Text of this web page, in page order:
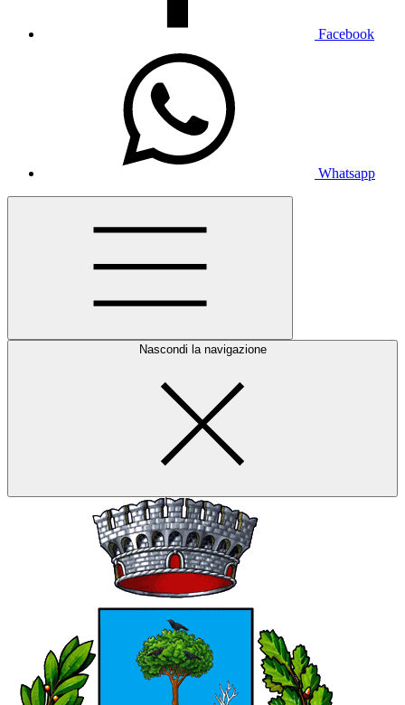
Facebook
Whatsapp
Nascondi la navigazione